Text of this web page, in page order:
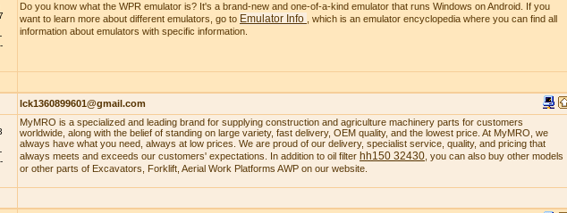
Do you know what the WPR emulator is? It's a brand-new and one-of-a-kind emulator that runs Windows on Android. If you
want to learn more about different emulators, go to Emulator Info
, which is an emulator encyclopedia where you can find all
information about emulators with specific information.
lck1360899601@gmail.com
MyMRO is a specialized and leading brand for supplying construction and agriculture machinery parts for customers
worldwide, along with the belief of standing on large variety, fast delivery, OEM quality, and the lowest price. At MyMRO, we
always have what you need, always at low prices. We are proud of our delivery, specialist service, quality, and pricing that
always meets and exceeds our customers' expectations. In addition to oil filter hh150 32430 , you can also buy other models
or other parts of Excavators, Forklift, Aerial Work Platforms AWP on our website.